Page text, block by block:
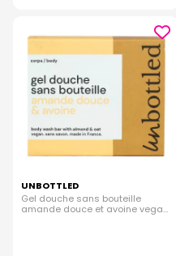
UNBOTTLED
Gel douche sans bouteille
amande douce et avoine vegan